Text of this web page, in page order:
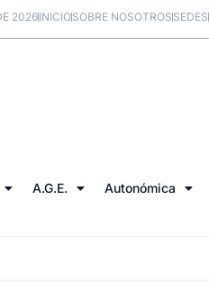
2026INICIOSOBRE NOSOTROSSEDES
A.G.E. Autonómica